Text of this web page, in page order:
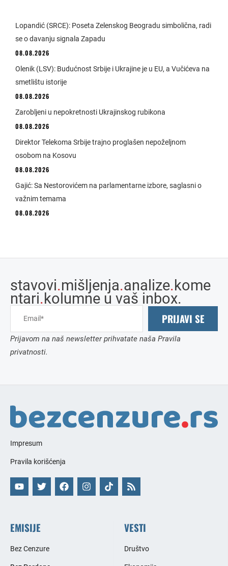
Lopandić (SRCE): Poseta Zelenskog Beogradu simbolična, radi
se o davanju signala Zapadu
08.08.2026
Olenik (LSV): Budućnost Srbije i Ukrajine je u EU, a Vučićeva na
smetlištu istorije
08.08.2026
Zarobljeni u nepokretnosti Ukrajinskog rubikona
08.08.2026
Direktor Telekoma Srbije trajno proglašen nepoželjnom
osobom na Kosovu
08.08.2026
Gajić: Sa Nestorovićem na parlamentarne izbore, saglasni o
važnim temama
08.08.2026
stavovi.mišljenja.analize.kome
ntari.kolumne u vaš inbox.
PRIJAVI SE
Prijavom na naš newsletter prihvatate naša Pravila
privatnosti.
Impresum
Pravila korišćenja
EMISIJE
Bez Cenzure
VESTI
Društvo